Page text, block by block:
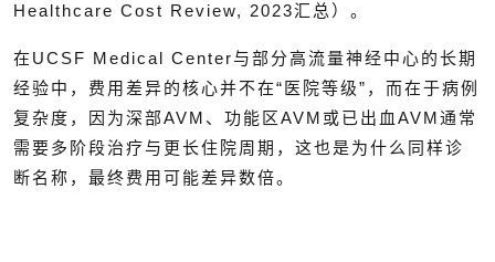
Healthcare Cost Review, 2023汇总）。
在 UCSF Medical Center与部分高流量神经中心的长期
经验中，费用差异的核心并不在“医院等级”，而在于病例
复杂度，因为深部AVM、功能区AVM或已出血AVM通常
需要多阶段治疗与更长住院周期，这也是为什么同样诊
断名称，最终费用可能差异数倍。